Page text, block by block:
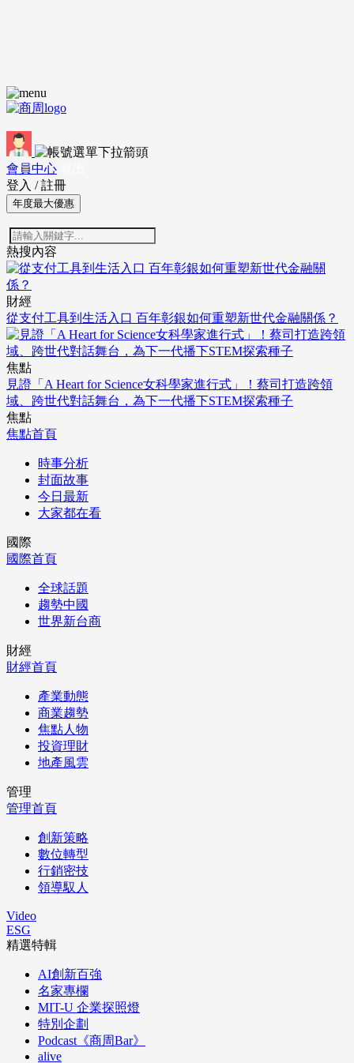
會員中心
登入 / 註冊
年度最大優惠
熱搜內容
財經
從支付工具到生活入口 百年彰銀如何重塑新世代金融關係？
焦點
見證「A Heart for Science女科學家進行式」！蔡司打造跨領
域、跨世代對話舞台，為下一代播下STEM探索種子
焦點
焦點首頁
時事分析
封面故事
今日最新
大家都在看
國際
國際首頁
全球話題
趨勢中國
世界新台商
財經
財經首頁
產業動態
商業趨勢
焦點人物
投資理財
地產風雲
管理
管理首頁
創新策略
數位轉型
行銷密技
領導馭人
Video
ESG
精選特輯
AI創新百強
名家專欄
MIT-U 企業探照燈
特別企劃
Podcast《商周Bar》
alive